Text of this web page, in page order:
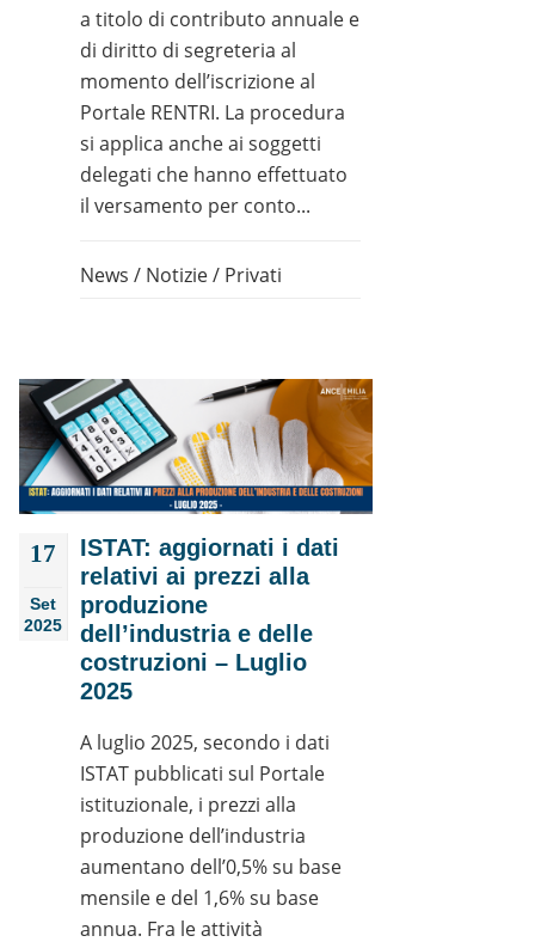
a titolo di contributo annuale e
di diritto di segreteria al
momento dell’iscrizione al
Portale RENTRI. La procedura
si applica anche ai soggetti
delegati che hanno effettuato
il versamento per conto...
News / Notizie/ Privati
17
Set
2025
ISTAT: aggiornati i dati
relativi ai prezzi alla
produzione
dell’industria e delle
costruzioni – Luglio
2025
A luglio 2025, secondo i dati
ISTAT pubblicati sul Portale
istituzionale, i prezzi alla
produzione dell’industria
aumentano dell’0,5% su base
mensile e del 1,6% su base
annua. Fra le attività